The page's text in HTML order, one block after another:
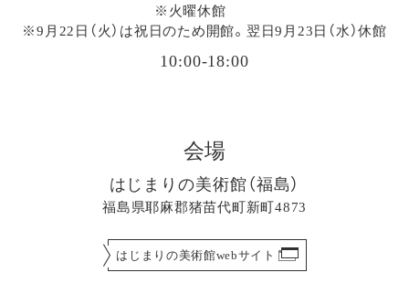
※火曜休館
※9月22日（火）は祝日のため開館。翌日9月23日（水）休館
10:00-18:00
会場
はじまりの美術館（福島）
福島県耶麻郡猪苗代町新町4873
はじまりの美術館webサイト